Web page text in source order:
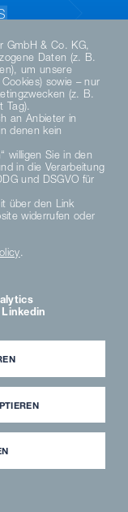
MEDIA
GmbH & Co. KG,
Daten (z. B.
um unsere
sowie – nur
(z. B.
Tag).
an Anbieter in
denen kein
willigen Sie in den
in die Verarbeitung
und DSGVO für
über den Link
widerrufen oder
.